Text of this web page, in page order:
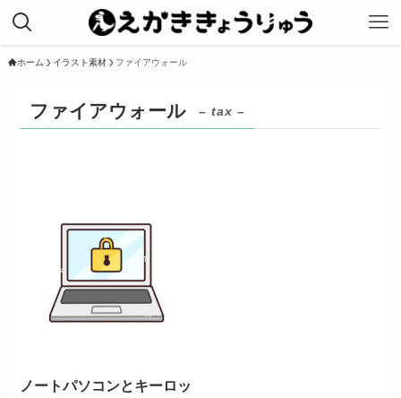
ホーム イラスト素材 ファイアウォール
ファイアウォール – tax –
ノートパソコンとキーロッ